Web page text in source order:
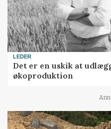
LEDER
Det er en uskik at
økoproduktion